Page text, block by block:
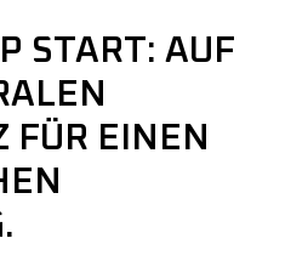
START: AUF
FÜR EINEN